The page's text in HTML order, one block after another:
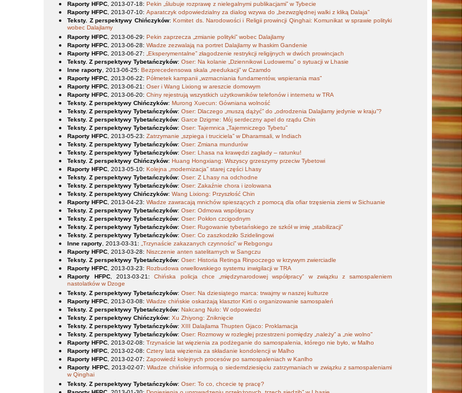
Raporty HFPC, 2013-07-18:Pekin „ślubuje rozprawę z nielegalnymi publikacjami” w Tybecie
Raporty HFPC, 2013-07-10:Aparatczyk odpowiedzialny za dialog wzywa do „bezwzględnej walki z kliką Dalaja”
Teksty. Z perspektywy Chińczyków:Komitet ds. Narodowości i Religii prowincji Qinghai: Komunikat w sprawie polityki
wobec Dalajlamy
Raporty HFPC, 2013-06-29:Pekin zaprzecza „zmianie polityki” wobec Dalajlamy
Raporty HFPC, 2013-06-28:Władze zezwalają na portret Dalajlamy w lhaskim Gandenie
Raporty HFPC, 2013-06-27:„Eksperymentalne” złagodzenie restrykcji religijnych w dwóch prowincjach
Teksty. Z perspektywy Tybetańczyków:Oser: Na kolanie „Dziennikowi Ludowemu” o sytuacji w Lhasie
Inne raporty, 2013-06-25:Bezprecedensowa skala „reedukacji” w Czamdo
Raporty HFPC, 2013-06-22:Półmetek kampanii „wzmacniania fundamentów, wspierania mas”
Raporty HFPC, 2013-06-21:Oser i Wang Lixiong w areszcie domowym
Raporty HFPC, 2013-06-20:Chiny rejestrują wszystkich użytkowników telefonów i internetu w TRA
Teksty. Z perspektywy Chińczyków:Murong Xuecun: Gówniana wolność
Teksty. Z perspektywy Tybetańczyków:Oser: Dlaczego „muszą dążyć” do „odrodzenia Dalajlamy jedynie w kraju”?
Teksty. Z perspektywy Tybetańczyków:Garce Dzigme: Mój serdeczny apel do rządu Chin
Teksty. Z perspektywy Tybetańczyków:Oser: Tajemnica „Tajemniczego Tybetu”
Raporty HFPC, 2013-05-23:Zatrzymanie „szpiega i truciciela” w Dharamsali, w Indiach
Teksty. Z perspektywy Tybetańczyków:Oser: Zmiana mundurów
Teksty. Z perspektywy Tybetańczyków:Oser: Lhasa na krawędzi zagłady – ratunku!
Teksty. Z perspektywy Chińczyków:Huang Hongxiang: Wszyscy grzeszymy przeciw Tybetowi
Raporty HFPC, 2013-05-10:Kolejna „modernizacja” starej części Lhasy
Teksty. Z perspektywy Tybetańczyków:Oser: Z Lhasy na odchodne
Teksty. Z perspektywy Tybetańczyków:Oser: Zakaźnie chora i izolowana
Teksty. Z perspektywy Chińczyków:Wang Lixiong: Przyszłość Chin
Raporty HFPC, 2013-04-23:Władze zawracają mnichów spieszących z pomocą dla ofiar trzęsienia ziemi w Sichuanie
Teksty. Z perspektywy Tybetańczyków:Oser: Odmowa współpracy
Teksty. Z perspektywy Tybetańczyków:Oser: Pokłon czcigodnym
Teksty. Z perspektywy Tybetańczyków:Oser: Rugowanie tybetańskiego ze szkół w imię „stabilizacji”
Teksty. Z perspektywy Tybetańczyków:Oser: Co zaszkodziło Szidelingowi
Inne raporty, 2013-03-31:„Trzynaście zakazanych czynności” w Rebgongu
Raporty HFPC, 2013-03-28:Niszczenie anten satelitarnych w Sangczu
Teksty. Z perspektywy Tybetańczyków:Oser: Historia Retinga Rinpoczego w krzywym zwierciadle
Raporty HFPC, 2013-03-23:Rozbudowa orwellowskiego systemu inwigilacji w TRA
Raporty HFPC, 2013-03-21:Chińska policja chce „międzynarodowej współpracy” w związku z samospaleniem
nastolatków w Dzoge
Teksty. Z perspektywy Tybetańczyków:Oser: Na dziesiątego marca: trwajmy w naszej kulturze
Raporty HFPC, 2013-03-08:Władze chińskie oskarżają klasztor Kirti o organizowanie samospaleń
Teksty. Z perspektywy Tybetańczyków:Nakcang Nulo: W odpowiedzi
Teksty. Z perspektywy Chińczyków:Xu Zhiyong: Zniknięcie
Teksty. Z perspektywy Tybetańczyków:XIII Dalajlama Thupten Gjaco: Proklamacja
Teksty. Z perspektywy Tybetańczyków:Oser: Rozmowy w rozległej przestrzeni pomiędzy „należy” a „nie wolno”
Raporty HFPC, 2013-02-08:Trzynaście lat więzienia za podżeganie do samospalenia, którego nie było, w Malho
Raporty HFPC, 2013-02-08:Cztery lata więzienia za składanie kondolencji w Malho
Raporty HFPC, 2013-02-07:Zapowiedź kolejnych procesów po samospaleniach w Kanlho
Raporty HFPC, 2013-02-07:Władze chińskie informują o siedemdziesięciu zatrzymaniach w związku z samospaleniami
w Qinghai
Teksty. Z perspektywy Tybetańczyków:Oser: To co, chcecie tę pracę?